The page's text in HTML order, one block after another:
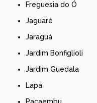
Freguesia do Ó
Jaguaré
Jaraguá
Jardim Bonfiglioli
Jardim Guedala
Lapa